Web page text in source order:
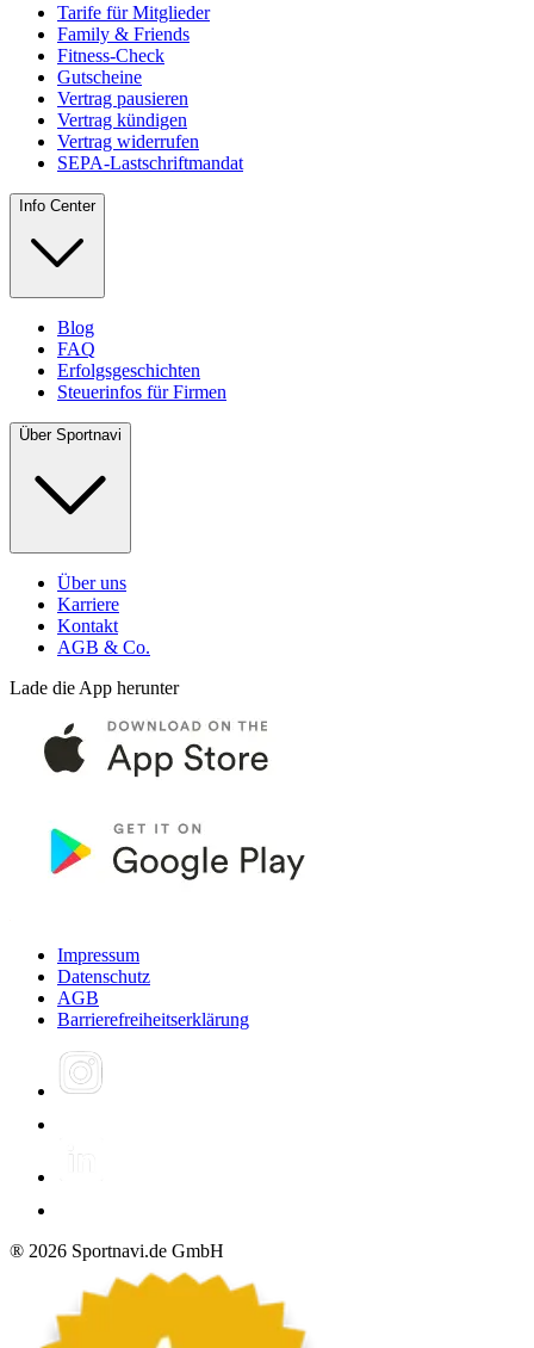
Tarife für Mitglieder
Family & Friends
Fitness-Check
Gutscheine
Vertrag pausieren
Vertrag kündigen
Vertrag widerrufen
SEPA-Lastschriftmandat
Info Center
Blog
FAQ
Erfolgsgeschichten
Steuerinfos für Firmen
Über Sportnavi
Über uns
Karriere
Kontakt
AGB & Co.
Lade die App herunter
Impressum
Datenschutz
AGB
Barrierefreiheitserklärung
® 2026 Sportnavi.de GmbH